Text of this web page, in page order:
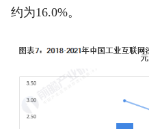
约为16.0%。